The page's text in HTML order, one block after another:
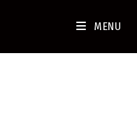
MENU